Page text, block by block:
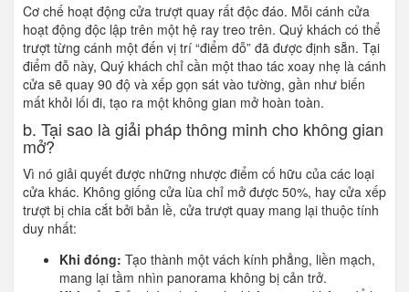
Cơ chế hoạt động cửa trượt quay rất độc đáo. Mỗi cánh cửa
hoạt động độc lập trên một hệ ray treo trên. Quý khách có thể
trượt từng cánh một đến vị trí “điểm đỗ” đã được định sẵn. Tại
điểm đỗ này, Quý khách chỉ cần một thao tác xoay nhẹ là cánh
cửa sẽ quay 90 độ và xếp gọn sát vào tường, gần như biến
mất khỏi lối đi, tạo ra một không gian mở hoàn toàn.
b. Tại sao là giải pháp thông minh cho không gian
mở?
Vì nó giải quyết được những nhược điểm cố hữu của các loại
cửa khác. Không giống cửa lùa chỉ mở được 50%, hay cửa xếp
trượt bị chia cắt bởi bản lề, cửa trượt quay mang lại thuộc tính
duy nhất:
Khi đóng: Tạo thành một vách kính phẳng, liền mạch,
mang lại tầm nhìn panorama không bị cản trở.